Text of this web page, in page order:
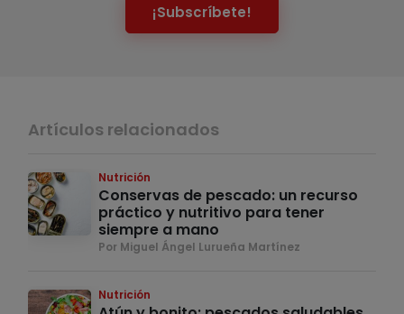
¡Subscríbete!
Artículos relacionados
Nutrición
Conservas de pescado: un recurso
práctico y nutritivo para tener
siempre a mano
Por Miguel Ángel Lurueña Martínez
Nutrición